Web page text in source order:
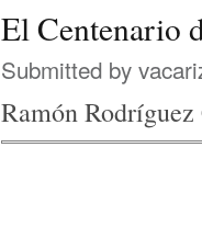
El Centenario
Submitted by
Ramón Rodríguez